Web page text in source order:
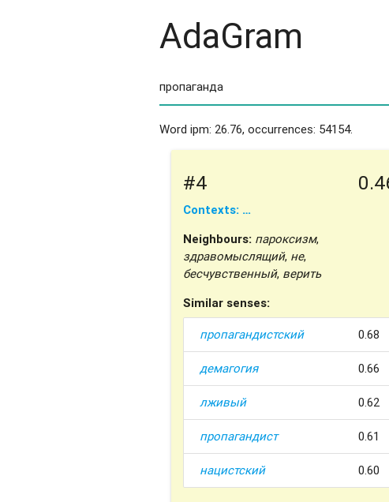
AdaGram
Word ipm: 26.76, occurrences: 54154.
#4
Contexts: …
Neighbours: пароксизм,
здравомыслящий, не,
бесчувственный, верить
Similar senses:
пропагандистский 0.68
демагогия 0.66
лживый 0.62
пропагандист 0.61
нацистский 0.60